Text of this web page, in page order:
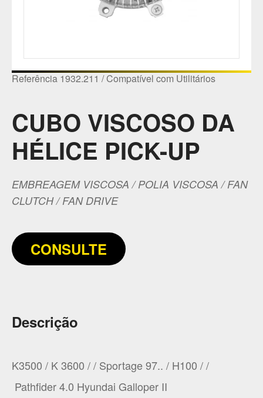
Referência 1932.211 / Compatível com Utilitários
CUBO VISCOSO DA
HÉLICE PICK-UP
EMBREAGEM VISCOSA / POLIA VISCOSA / FAN
CLUTCH / FAN DRIVE
CONSULTE
Descrição
K3500 / K 3600 / / Sportage 97.. / H100 / /
Pathfider 4.0 Hyundai Galloper II